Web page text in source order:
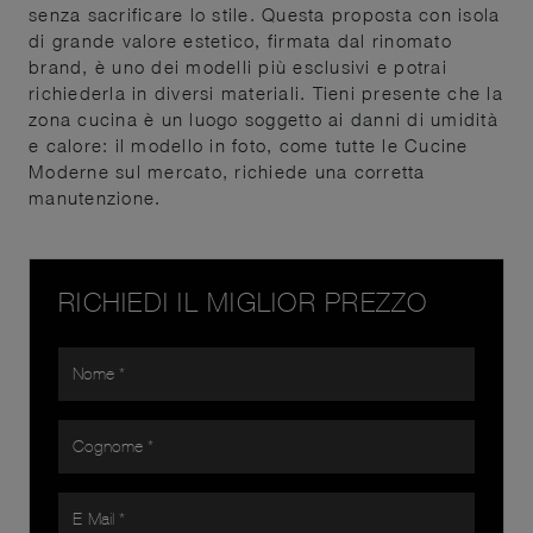
senza sacrificare lo stile. Questa proposta con isola
di grande valore estetico, firmata dal rinomato
brand, è uno dei modelli più esclusivi e potrai
richiederla in diversi materiali. Tieni presente che la
zona cucina è un luogo soggetto ai danni di umidità
e calore: il modello in foto, come tutte le Cucine
Moderne sul mercato, richiede una corretta
manutenzione.
RICHIEDI IL MIGLIOR PREZZO